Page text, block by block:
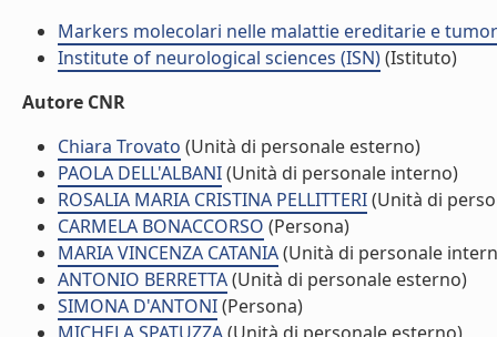
Markers molecolari nelle malattie ereditarie e
Institute of neurological sciences (ISN)(Istituto)
Autore CNR
Chiara Trovato (Unità di personale esterno)
PAOLA DELL'ALBANI(Unità di personale interno)
ROSALIA MARIA CRISTINA PELLITTERI(Unità di
CARMELA BONACCORSO (Persona)
MARIA VINCENZA CATANIA(Unità di personale
ANTONIO BERRETTA(Unità di personale esterno)
SIMONA D'ANTONI(Persona)